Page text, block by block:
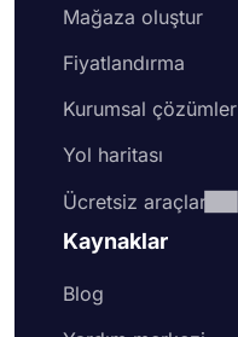
Mağaza oluştur
Fiyatlandırma
Kurumsal çözümler
Yol haritası
Ücretsiz araçlar
Kaynaklar
Blog